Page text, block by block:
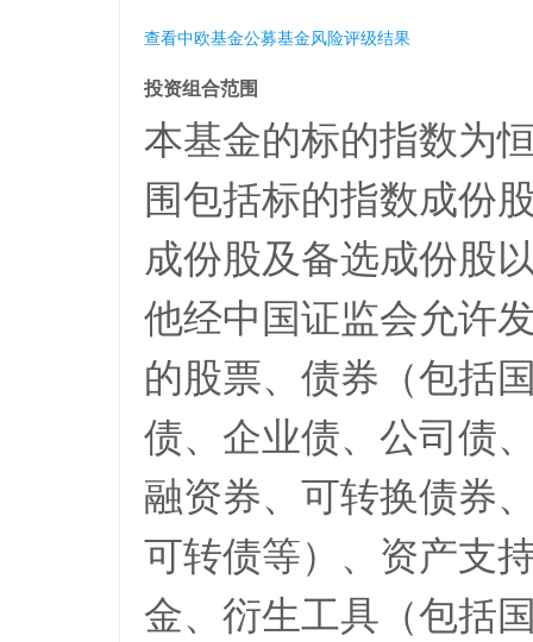
查看中欧基金公募基金风险评级结果
投资组合范围
本基金的标的指数为
围包括标的指数成份
成份股及备选成份股
他经中国证监会允许
的股票、债券（包括
债、企业债、公司债
融资券、可转换债券
可转债等）、资产支
金、衍生工具（包括